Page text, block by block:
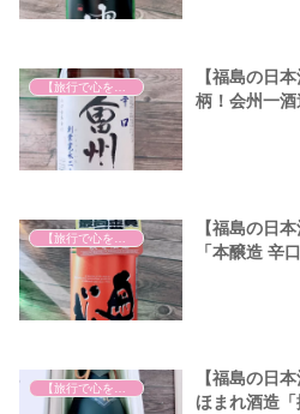
【福島の日
柄！会州一酒
【福島の日
「本醸造 辛
【福島の日
ほまれ酒造